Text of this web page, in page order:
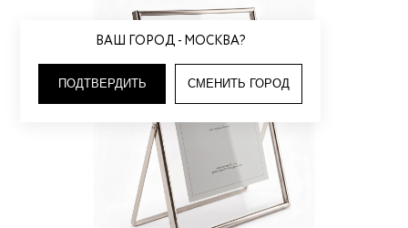
ВАШ ГОРОД - МОСКВА?
ПОДТВЕРДИТЬ СМЕНИТЬ ГОРОД